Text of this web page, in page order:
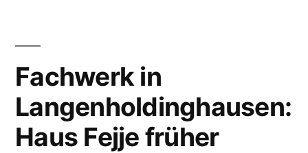
Fachwerk in
Langenholdinghausen:
Haus Fejje früher